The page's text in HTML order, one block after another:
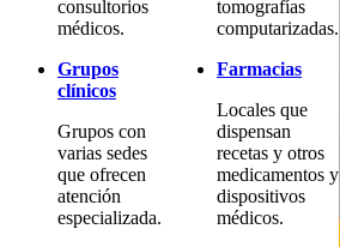
consultorios
médicos.
Grupos
clínicos
Grupos con
varias sedes
que ofrecen
atención
especializada.
tomografías
computarizadas.
Farmacias
Locales que
dispensan
recetas y otros
medicamentos y
dispositivos
médicos.